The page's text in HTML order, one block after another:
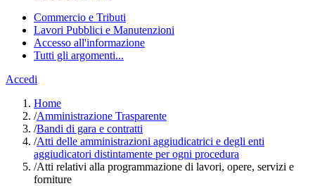
Commercio e Tributi
Lavori Pubblici e Manutenzioni
Accesso all'informazione
Tutti gli argomenti...
Accedi
Home
/Amministrazione Trasparente
/Bandi di gara e contratti
/Atti delle amministrazioni aggiudicatrici e degli enti
aggiudicatori distintamente per ogni procedura
/Atti relativi alla programmazione di lavori, opere, servizi e
forniture